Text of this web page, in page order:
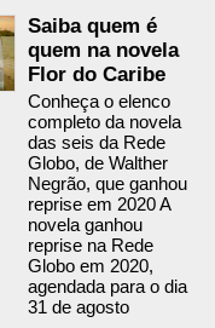
Saiba quem é
quem na novela
Flor do Caribe
Conheça o elenco
completo da novela
das seis da Rede
Globo, de Walther
Negrão, que ganhou
reprise em 2020 A
novela ganhou
reprise na Rede
Globo em 2020,
agendada para o dia
31 de agosto